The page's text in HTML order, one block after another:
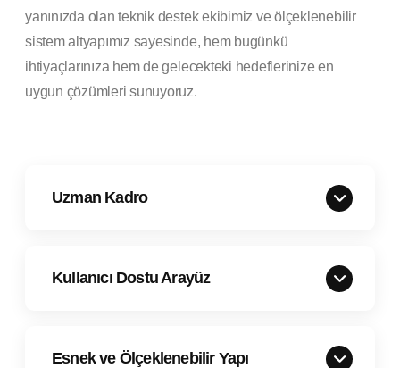
yanınızda olan teknik destek ekibimiz ve ölçeklenebilir
sistem altyapımız sayesinde, hem bugünkü
ihtiyaçlarınıza hem de gelecekteki hedeflerinize en
uygun çözümleri sunuyoruz.
Uzman Kadro
Kullanıcı Dostu Arayüz
Esnek ve Ölçeklenebilir Yapı